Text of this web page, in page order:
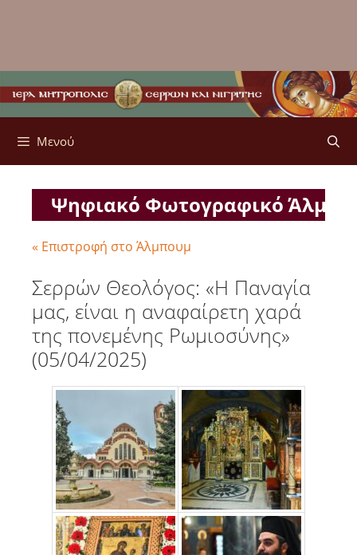
Μενού
Ψηφιακό Φωτογραφικό
« Επιστροφή στο Άλμπουμ
Σερρών Θεολόγος: «Η Παναγία
μας, είναι η αναφαίρετη χαρά
της πονεμένης Ρωμιοσύνης»
(05/04/2025)